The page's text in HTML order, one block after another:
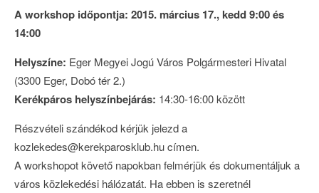
A workshop időpontja: 2015. március 17., kedd 9:00 és
14:00
Helyszíne: Eger Megyei Jogú Város Polgármesteri Hivatal
(3300 Eger, Dobó tér 2.)
Kerékpáros helyszínbejárás: 14:30-16:00 között
Részvételi szándékod kérjük jelezd a
kozlekedes@kerekparosklub.hu címen.
A workshopot követő napokban felmérjük és dokumentáljuk a
város közlekedési hálózatát. Ha ebben is szeretnél